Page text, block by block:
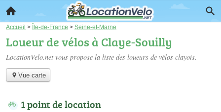
Accueil > Île-de-France > Seine-et-Marne
Loueur de vélos à Claye-Souilly
LocationVelo.net vous propose la liste des loueurs de vélos clayois.
Vue carte
1 point de location